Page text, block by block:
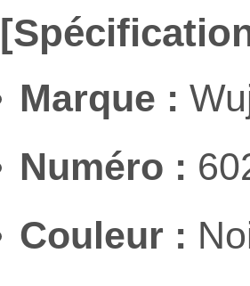
Marque :
Numéro :
Couleur :